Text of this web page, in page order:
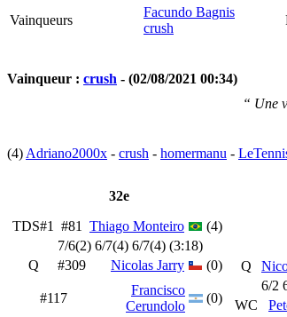
Vainqueurs
Facundo Bagnis
crush
Vainqueur : crush - (02/08/2021 00:34)
“ Une
(4) Adriano2000x - crush - homermanu -
32e
TDS#1
#81 Thiago Monteiro
(4)
7/6(2) 6/7(4) 6/7(4) (3:18)
Q
#309 Nicolas Jarry (0) Q
6/2
WC
#117
Francisco
Cerundolo
(0)